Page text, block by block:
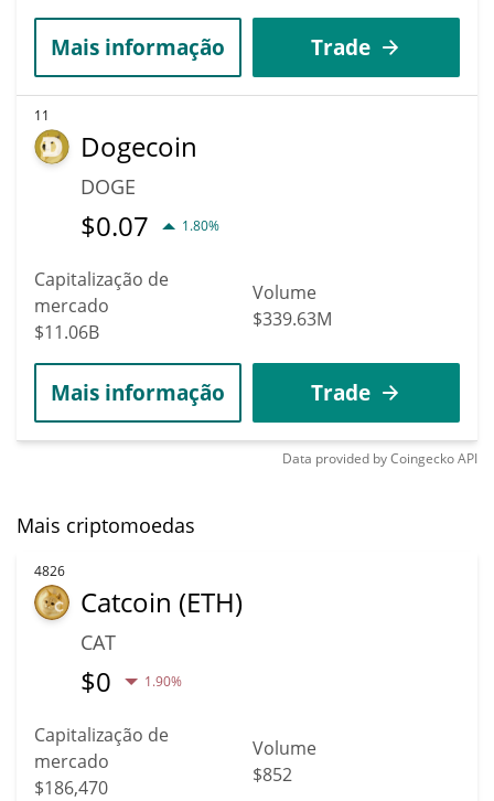
Mais informação Trade
11
Dogecoin
DOGE
$0.07 1.80%
Capitalização de
mercado
$11.06B
Volume
$339.63M
Mais informação Trade
Data provided byCoingeckoAPI
Mais criptomoedas
4826
Catcoin (ETH)
CAT
$0 1.90%
Capitalização de
mercado
$186,470
Volume
$852